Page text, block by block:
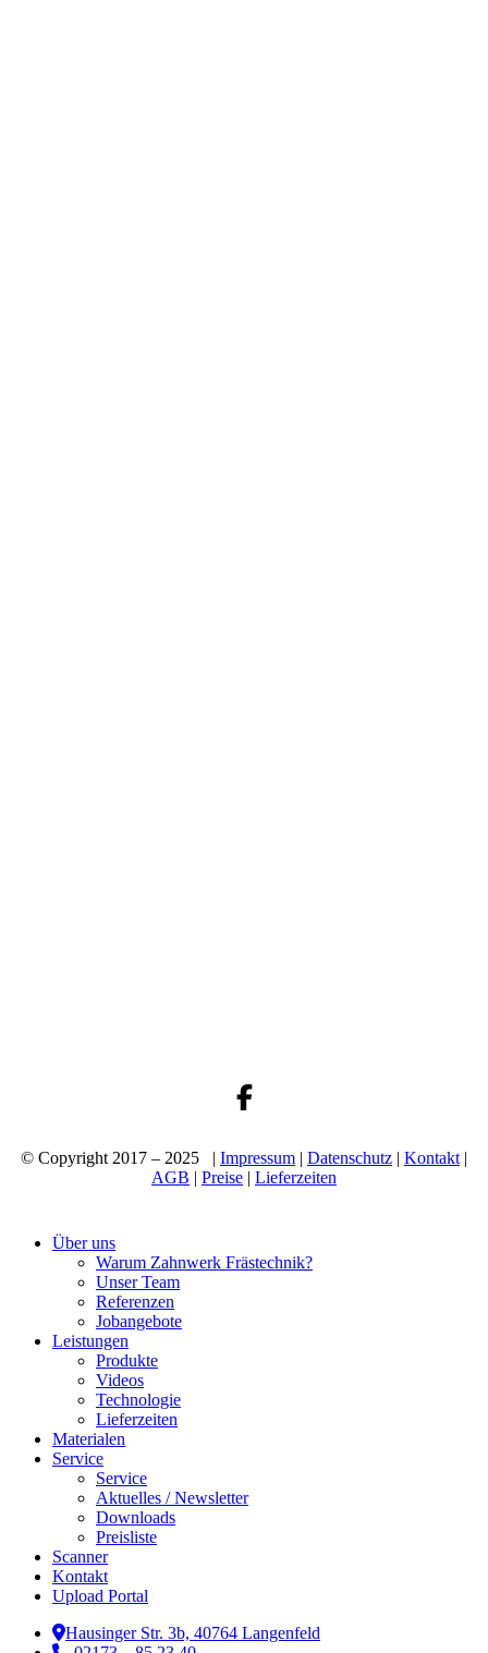
© Copyright 2017 – 2025 | Impressum | Datenschutz | Kontakt |
AGB | Preise | Lieferzeiten
Close
Über uns
Warum Zahnwerk Frästechnik?
Unser Team
Referenzen
Jobangebote
Leistungen
Produkte
Videos
Technologie
Lieferzeiten
Materialen
Service
Service
Aktuelles / Newsletter
Downloads
Preisliste
Scanner
Kontakt
Upload Portal
Hausinger Str. 3b, 40764 Langenfeld